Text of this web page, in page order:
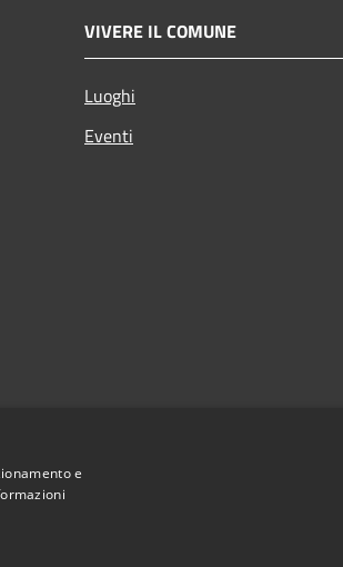
VIVERE IL COMUNE
Luoghi
Eventi
e